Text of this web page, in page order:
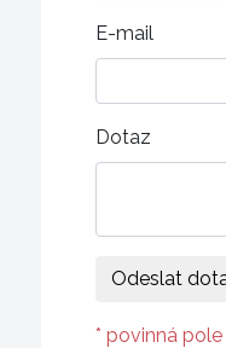
E-mail
Dotaz
* povinná pole